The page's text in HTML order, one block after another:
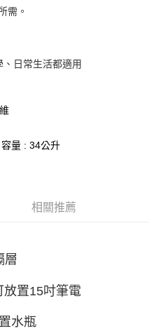
費
費
需。
日常生活都適用
量 : 34公升
相關推薦
層
放置15吋筆電
水瓶